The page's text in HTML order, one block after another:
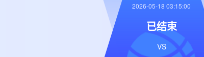
2026-05-18 03:15:00
已结束
VS